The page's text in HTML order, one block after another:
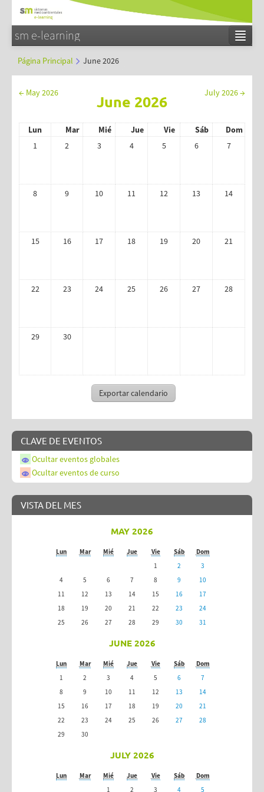
sm e-learning
Español - Internacional (es)
Página Principal June 2026
← May 2026 June 2026 July 2026→
Lun Mar Mié Jue Vie Sáb
Dom
1
2 3 4 5 6 7
8 9 10 11 12 13 14
15 16 17 18 19 20 21
22 23 24 25 26 27 28
29 30
CLAVE DE EVENTOS
Ocultar eventos globales
Ocultar eventos de curso
VISTA DEL MES
MAY 2026
Lun Mar Mié Jue Vie Sáb
Dom
1
2
3
4
5 6 7 8 9
10
11
12 13 14 15 16
17
18
19 20 21 22 23
24
25
26 27 28 29 30 31
JUNE 2026
Lun Mar Mié Jue Vie Sáb
Dom
1
2 3 4 5 6
7
8
9 10 11 12 13
14
15
16 17 18 19 20
21
22
23 24 25 26 27
28
29
30
JULY 2026
Lun Mar Mié Jue Vie Sáb
Dom
1
2 3 4 5